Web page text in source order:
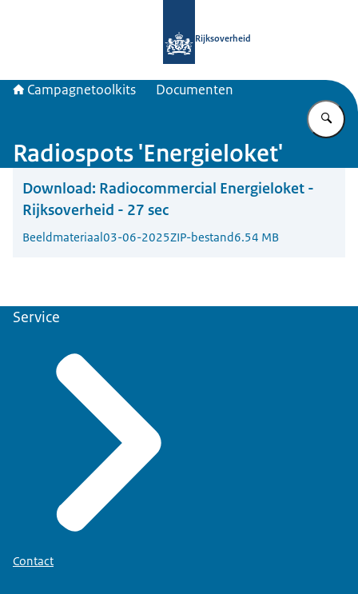
Rijksoverheid
Campagnetoolkits Documenten
Radiospots 'Energieloket'
Download: Radiocommercial Energieloket -
Rijksoverheid - 27 sec
Beeldmateriaal03-06-2025ZIP-bestand6.54 MB
Service
Contact